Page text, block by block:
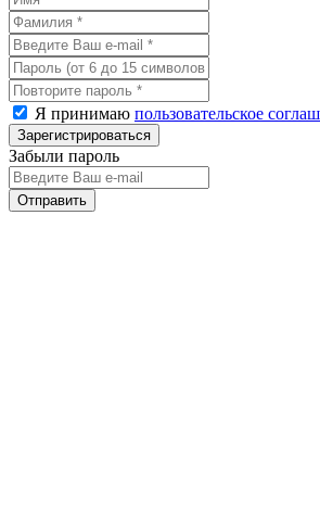
Я принимаю пользовательское
Забыли пароль